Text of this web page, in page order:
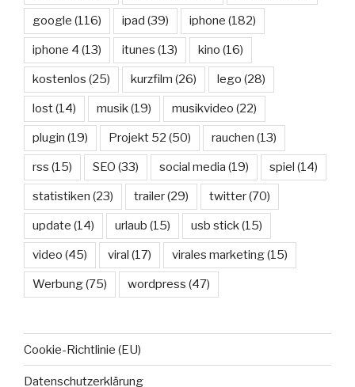
google (116) ipad (39) iphone (182)
iphone 4 (13) itunes (13) kino (16)
kostenlos (25) kurzfilm (26) lego (28)
lost(14) musik(19) musikvideo (22)
plugin (19) Projekt 52 (50) rauchen (13)
rss (15) SEO (33) social media (19) spiel (14)
statistiken (23) trailer(29) twitter(70)
update (14) urlaub (15) usb stick(15)
video (45) viral (17) virales marketing(15)
Werbung(75) wordpress (47)
Cookie-Richtlinie (EU)
Datenschutzerklärung